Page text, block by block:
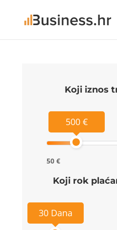
Koji iznos
500 €
50 €
Koji rok
30 Dana